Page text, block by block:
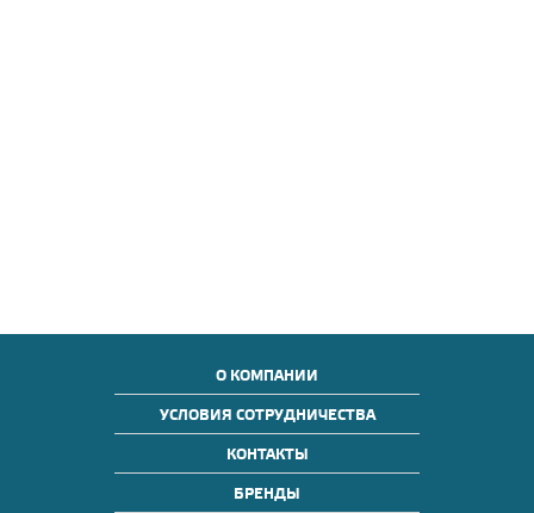
О КОМПАНИИ
УСЛОВИЯ СОТРУДНИЧЕСТВА
КОНТАКТЫ
БРЕНДЫ